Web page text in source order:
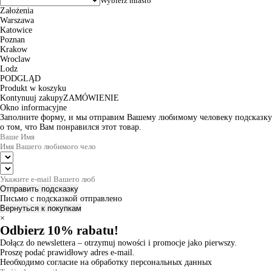
Założenia
Warszawa
Katowice
Poznan
Krakow
Wroclaw
Lodz
PODGLĄD
Produkt w koszyku
Kontynuuj zakupyZAMÓWIENIE
Okno informacyjne
Заполните форму, и мы отправим Вашему любимому человеку подсказку
о том, что Вам понравился этот товар.
Отправить подсказку
Письмо с подсказкой отправлено
Вернуться к покупкам
×
Odbierz 10% rabatu!
Dołącz do newslettera – otrzymuj nowości i promocje jako pierwszy.
Proszę podać prawidłowy adres e-mail.
Необходимо согласие на обработку персональных данных